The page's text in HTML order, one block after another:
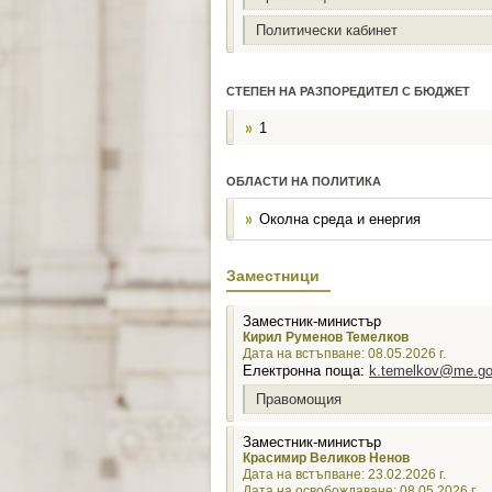
Политически кабинет
СТЕПЕН НА РАЗПОРЕДИТЕЛ С БЮДЖЕТ
1
ОБЛАСТИ НА ПОЛИТИКА
Околна среда и енергия
Заместници
Заместник-министър
Кирил Руменов Темелков
Дата на встъпване: 08.05.2026 г.
Електронна поща:
Правомощия
Заместник-министър
Красимир Великов Ненов
Дата на встъпване: 23.02.2026 г.